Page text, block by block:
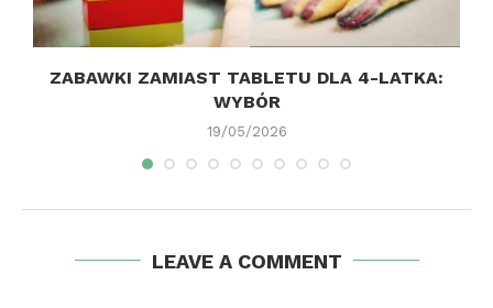
ZABAWKI ZAMIAST TABLETU DLA 4-LATKA:
WYBÓR
19/05/2026
LEAVE A COMMENT